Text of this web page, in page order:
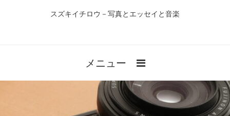
スズキイチロウ－写真とエッセイと音楽
メニュー